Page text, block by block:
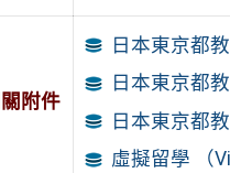
附件
日本東京都
日本東京都
日本東京都
虛擬留學 （